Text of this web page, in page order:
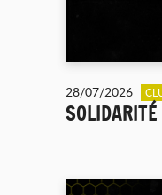
28/07/2026